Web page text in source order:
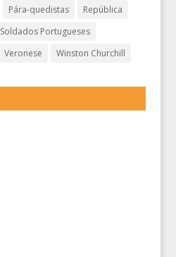
Pára-quedistas
República
Soldados Portugueses
Veronese Winston Churchill